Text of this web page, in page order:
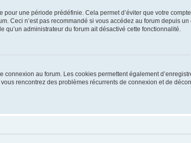
une période prédéfinie. Cela permet d’éviter que votre
Ceci n’est pas recommandé si vous accédez au forum depuis un
administrateur du forum ait désactivé cette fonctionnalité.
au forum. Les cookies permettent également
rencontrez des problèmes récurrents de connexion et de